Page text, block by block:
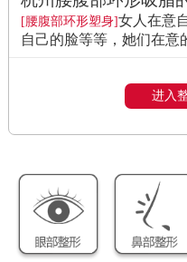
[腰腹部环形塑身]女人在意
自己的脸等等，她们在意
进入